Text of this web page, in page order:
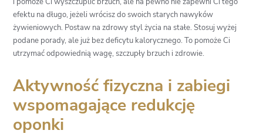
efektu na długo, jeżeli wrócisz do swoich starych nawyków
żywieniowych. Postaw na zdrowy styl życia na stałe. Stosuj wyżej
podane porady, ale już bez deficytu kalorycznego. To pomoże Ci
utrzymać odpowiednią wagę, szczupły brzuch i zdrowie.
Aktywność fizyczna i zabiegi
wspomagające redukcję
oponki